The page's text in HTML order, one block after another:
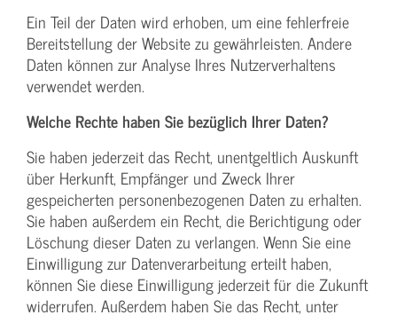
Ein Teil der Daten wird erhoben, um eine fehlerfreie
Bereitstellung der Website zu gewährleisten. Andere
Daten können zur Analyse Ihres Nutzerverhaltens
verwendet werden.
Welche Rechte haben Sie bezüglich Ihrer Daten?
Sie haben jederzeit das Recht, unentgeltlich Auskunft
über Herkunft, Empfänger und Zweck Ihrer
gespeicherten personenbezogenen Daten zu erhalten.
Sie haben außerdem ein Recht, die Berichtigung oder
Löschung dieser Daten zu verlangen. Wenn Sie eine
Einwilligung zur Datenverarbeitung erteilt haben,
können Sie diese Einwilligung jederzeit für die Zukunft
widerrufen. Außerdem haben Sie das Recht, unter